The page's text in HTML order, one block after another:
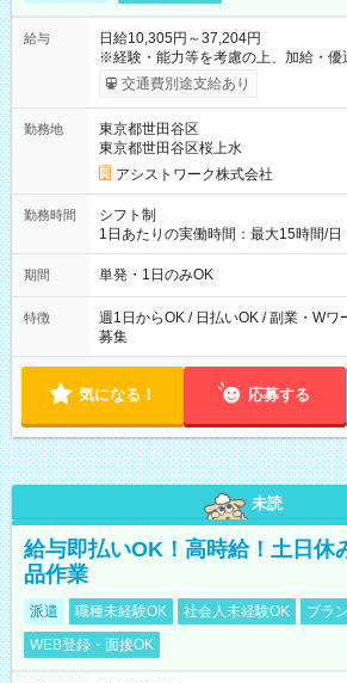
給与
日給10,305円～37,204円
※経験・能力等を考慮の上、加給・優遇いた
間】試用期間なし
交通費別途支給あり
勤務地
東京都世田谷区
東京都世田谷区桜上水
アシストワーク株式会社
勤務時間
シフト制
1日あたりの実働時間：最大15時間/
勤務 勤務：月・水・金 休み：火・木・土・日 好き
可能です！ ※1日あたりの最大実働時間は日勤、夜勤共に勤務し
期間 単発・1日のみOK
特徴
週1日からOK / 日払いOK / 副業・Wワ
募集
気になる！ 応募する
未読
給与即払いOK！高時給！土日休
品作業
派遣 職種未経験OK 社会人未経験OK
ブラ
WEB登録・面接OK